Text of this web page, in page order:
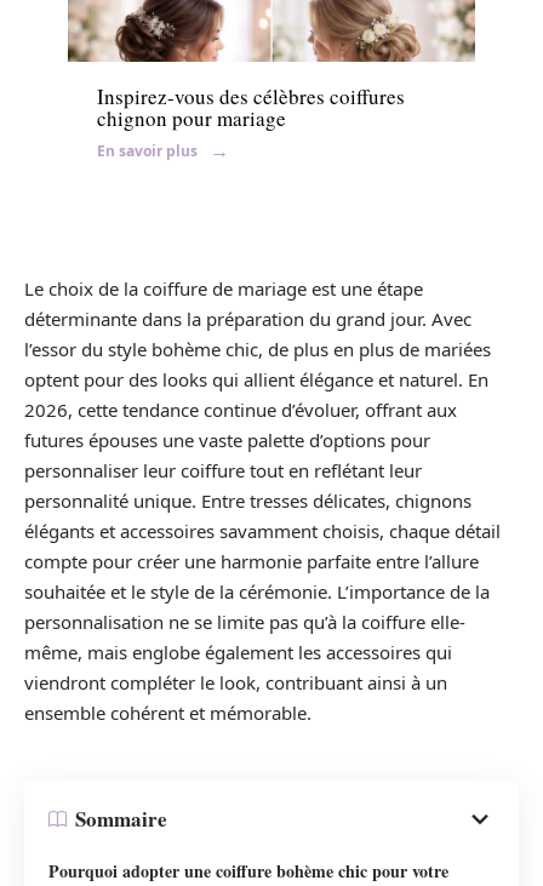
Ambiance
Inspirez-vous des célèbres coiffures
chignon pour mariage
En savoir plus
Le choix de la coiffure de mariage est une étape
déterminante dans la préparation du grand jour. Avec
l’essor du style bohème chic, de plus en plus de mariées
optent pour des looks qui allient élégance et naturel. En
2026, cette tendance continue d’évoluer, offrant aux
futures épouses une vaste palette d’options pour
personnaliser leur coiffure tout en reflétant leur
personnalité unique. Entre tresses délicates, chignons
élégants et accessoires savamment choisis, chaque détail
compte pour créer une harmonie parfaite entre l’allure
souhaitée et le style de la cérémonie. L’importance de la
personnalisation ne se limite pas qu’à la coiffure elle-
même, mais englobe également les accessoires qui
viendront compléter le look, contribuant ainsi à un
ensemble cohérent et mémorable.
Sommaire
Pourquoi adopter une coiffure bohème chic pour votre